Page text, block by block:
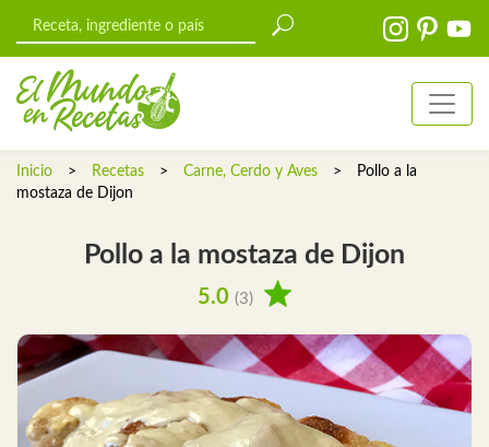
Inicio > Recetas > Carne, Cerdo y Aves >
Pollo a la
mostaza de Dijon
Pollo a la mostaza de Dijon
5.0 (3)